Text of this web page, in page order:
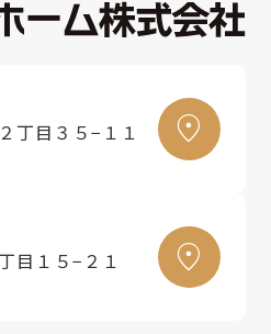
丁目３５−１１
目１５−２１